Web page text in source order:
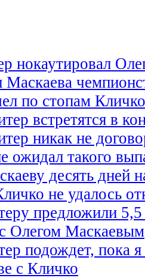
нокаутировал
по стопам Кличко
встретятся в
никак не
ожидал такого
десять дней
не удалось
предложили 5,5
Олегом Маскаевым
подождет, пока
с Кличко